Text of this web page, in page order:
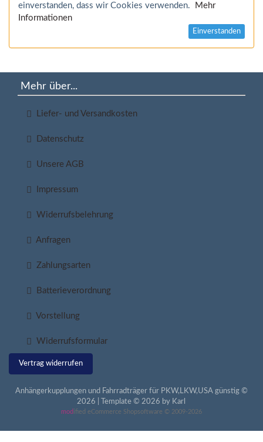
einverstanden, dass wir Cookies verwenden.
Mehr
Informationen
Einverstanden
Mehr über...
Liefer- und Versandkosten
Datenschutz
Unsere AGB
Impressum
Widerrufsbelehrung
Anfragen
Zahlungsarten
Batterieverordnung
Vorstellung
Widerrufsformular
Vertrag widerrufen
Anhängerkupplungen und Fahrradträger für PKW,LKW,USA günstig ©
2026 | Template © 2026 by Karl
mod ified eCommerce Shopsoftware © 2009-2026